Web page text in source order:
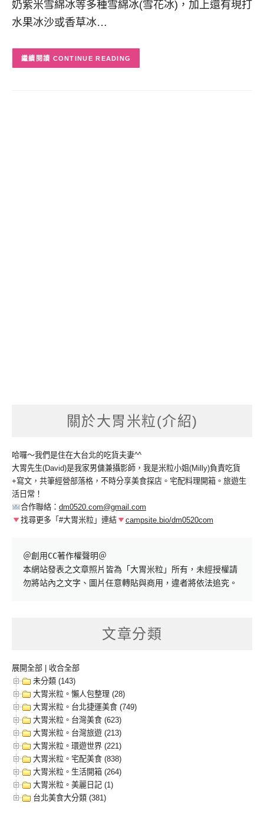
奶紫米雪綿冰等多種雪綿冰(雪花冰)，加上還有現打
水果冰沙或香草冰…
CONTINUE READING
關於大胃米粒(介紹)
哈囉～我們是住在大台北的吃貨夫妻^^
大胃先生(David)是我家男傭兼攝影師，我是米粒小姐(Milly)負責吃貨
+寫文，共筆經營部落格，不時分享美食探店。宅配料理開箱。旅遊生
活日常！
合作聯絡： dm0520.com@gmail.com
找尋更多「#大胃米粒」連結
campsite.bio/dm0520com
＠創用CC著作權聲明＠
本網站發表之文章照片皆為「大胃米粒」所有，未經授權請
勿將站內之文字、圖片任意轉貼與商用，違者將依法追究。
文章分類
展開全部
收合全部
未分類 (143)
大胃米粒。懶人包整理 (28)
大胃米粒。台北捷運美食 (749)
大胃米粒。台灣美食 (623)
大胃米粒。台灣旅遊 (213)
大胃米粒。環遊世界 (221)
大胃米粒。宅配美食 (838)
大胃米粒。生活開箱 (264)
大胃米粒。美麗日記 (1)
台北美食大分類 (381)